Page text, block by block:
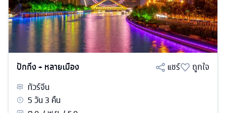
ปักกิ่ง + หลายเมือง แชร์
ถูกใจ
ทัวร์จีน
5วัน3 คืน